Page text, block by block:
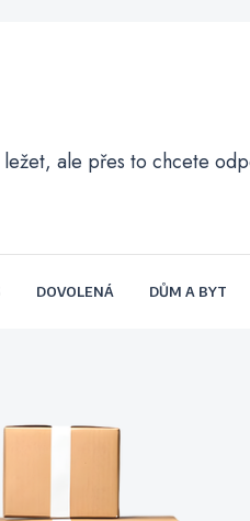
ale přes to chcete
DOVOLENÁ DŮM A BYT